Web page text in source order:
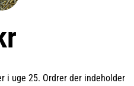
i uge 25. Ordrer der indeholder